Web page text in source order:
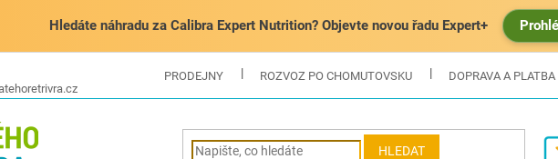
Hledáte náhradu za Calibra Expert Nutrition? Objevte novou řadu Expert+
PRODEJNY ROZVOZ PO CHOMUTOVSKU DOPRAVA A PLATBA
HLEDAT